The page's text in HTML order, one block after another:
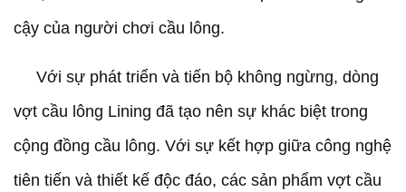
cậy của người chơi cầu lông.
Với sự phát triển và tiến bộ không ngừng, dòng
vợt cầu lông Lining đã tạo nên sự khác biệt trong
cộng đồng cầu lông. Với sự kết hợp giữa công nghệ
tiên tiến và thiết kế độc đáo, các sản phẩm vợt cầu